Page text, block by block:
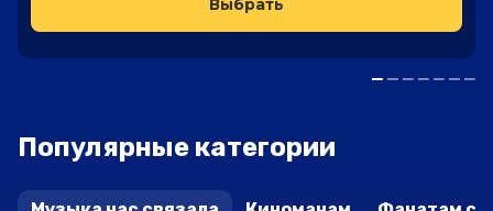
Выбрать
Популярные категории